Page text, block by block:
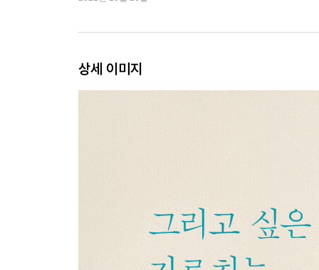
그리면 달라지는 것들
그래서 그림을 가르칩니다
아직 그려야 할 그림이 있다
상세 이미지